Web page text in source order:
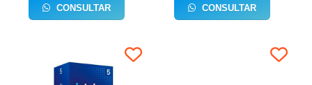
CONSULTAR CONSULTAR